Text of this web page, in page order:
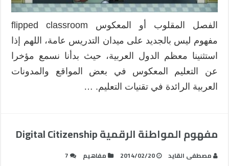
الفصل المقلوب أو المعكوس flipped classroom
مفهوم ليس بالجديد على ميدان التدريس عامة، اللهم إذا
استثنينا معظم الدول العربية، حيث بدأنا نسمع مؤخرا
عن التعليم المعكوس في بعض المواقع والمدونات
العربية الرائدة في تقنيات التعليم. …
مفهوم المواطنة الرقمية Digital Citizenship
مصطفى القايد 2014/02/20 مفاهيم 7